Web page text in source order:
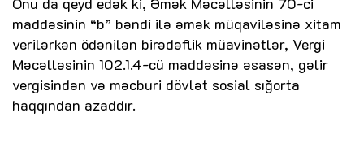
maddəsinin “b” bəndi ilə əmək müqaviləsinə xitam
verilərkən ödənilən birədəflik müavinətlər, Vergi
Məcəlləsinin 102.1.4-cü maddəsinə əsasən, gəlir
vergisindən və məcburi dövlət sosial sığorta
haqqından azaddır.